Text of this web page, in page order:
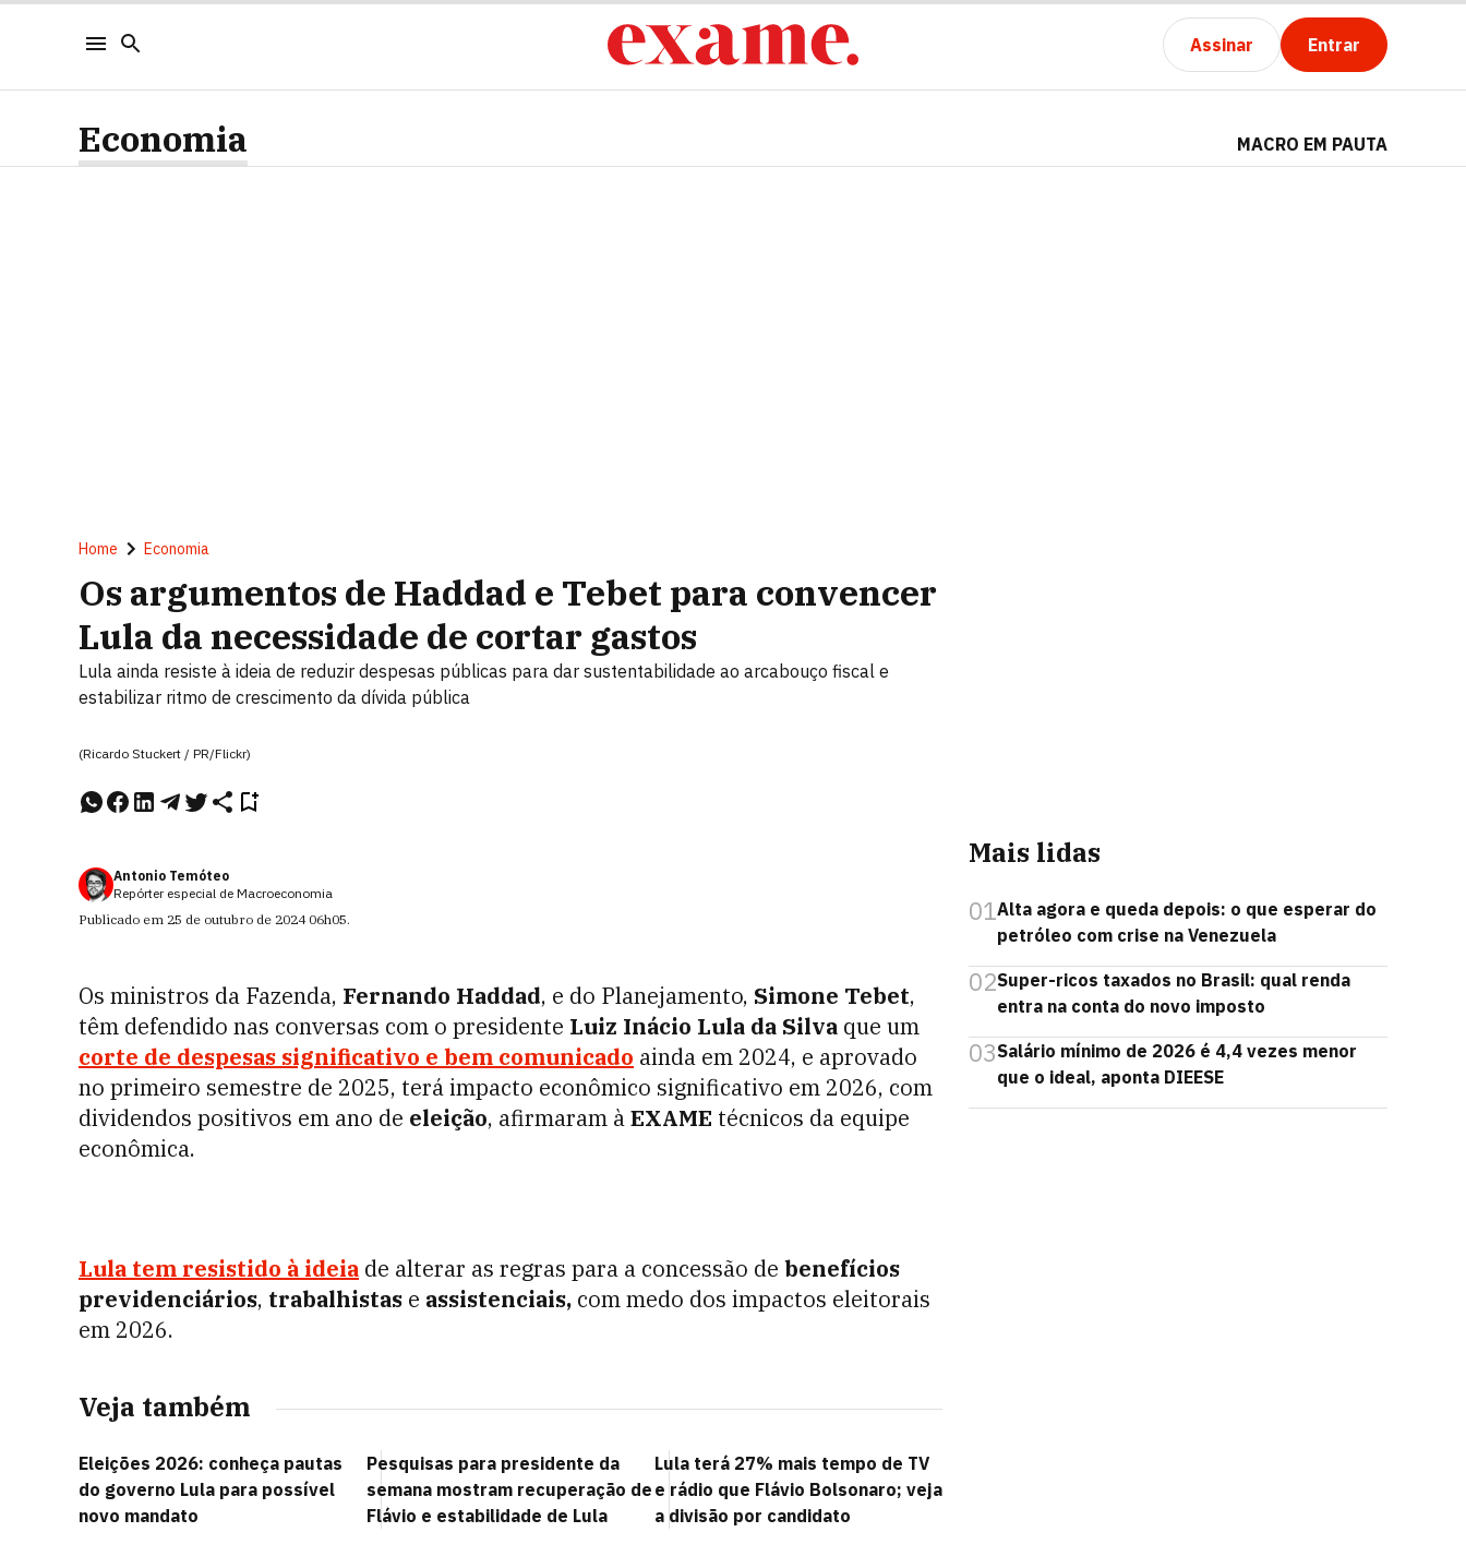
Assinar Entrar
Economia MACRO EM PAUTA
Home Economia
Os argumentos de Haddad e Tebet para convencer
Lula da necessidade de cortar gastos
Lula ainda resiste à ideia de reduzir despesas públicas para dar sustentabilidade ao arcabouço fiscal e
estabilizar ritmo de crescimento da dívida pública
(Ricardo Stuckert / PR/Flickr)
Antonio Temóteo
Repórter especial de Macroeconomia
Publicado em 25 de outubro de 2024 06h05.
Os ministros da Fazenda, Fernando Haddad, e do Planejamento, Simone Tebet,
têm defendido nas conversas com o presidente Luiz Inácio Lula da Silva que um
corte de despesas significativo e bem comunicado ainda em 2024, e aprovado
no primeiro semestre de 2025, terá impacto econômico significativo em 2026, com
dividendos positivos em ano de eleição, afirmaram àEXAME técnicos da equipe
econômica.
Lula tem resistido à ideia de alterar as regras para a concessão de benefícios
previdenciários, trabalhistas e assistenciais, com medo dos impactos eleitorais
em 2026.
Veja também
Eleições 2026: conheça pautas
do governo Lula para possível
novo mandato
Pesquisas para presidente da
semana mostram recuperação de
Flávio e estabilidade de Lula
Lula terá 27% mais tempo de TV
e rádio que Flávio Bolsonaro; veja
a divisão por candidato
Mais lidas
01Alta agora e queda depois: o que esperar do
petróleo com crise na Venezuela
02Super-ricos taxados no Brasil: qual renda
entra na conta do novo imposto
03Salário mínimo de 2026 é 4,4 vezes menor
que o ideal, aponta DIEESE